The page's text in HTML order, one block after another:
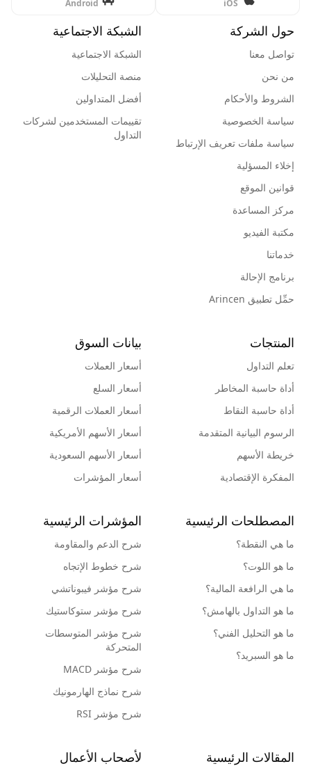
iOS
Android
حول الشركة
تواصل معنا
من نحن
الشروط والأحكام
سياسة الخصوصية
سياسة ملفات تعريف الإرتباط
إخلاء المسؤلية
قوانين الموقع
مركز المساعدة
مكتبة الفيديو
خدماتنا
برنامج الإحالة
حمِّل تطبيق Arincen
الشبكة الاجتماعية
الشبكة الاجتماعية
منصة التحليلات
أفضل المتداولين
تقييمات المستخدمين لشركات
التداول
المنتجات
تعلم التداول
أداة حاسبة المخاطر
أداة حاسبة النقاط
الرسوم البيانية المتقدمة
خريطة الأسهم
المفكرة الإقتصادية
بيانات السوق
أسعار العملات
أسعار السلع
أسعار العملات الرقمية
أسعار الأسهم الأمريكية
أسعار الأسهم السعودية
أسعار المؤشرات
المصطلحات الرئيسية
ما هي النقطة؟
ما هو اللوت؟
ما هي الرافعة المالية؟
ما هو التداول بالهامش؟
ما هو التحليل الفني؟
ما هو السبريد؟
المؤشرات الرئيسية
شرح الدعم والمقاومة
شرح خطوط الإتجاه
شرح مؤشر فيبوناتشي
شرح مؤشر ستوكاستيك
شرح مؤشر المتوسطات
المتحركة
شرح مؤشر MACD
شرح نماذج الهارمونيك
شرح مؤشر RSI
المقالات الرئيسية لأصحاب الأعمال